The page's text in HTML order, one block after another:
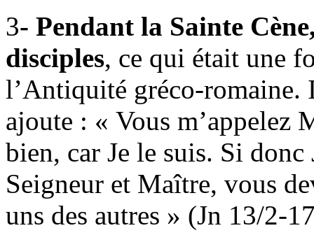
3- Pendant la Sainte
disciples, ce qui était une
l’Antiquité gréco-romaine.
ajoute : « Vous m’appelez
bien, car Je le suis. Si
Seigneur et Maître, vous
uns des autres » (Jn 13/2-